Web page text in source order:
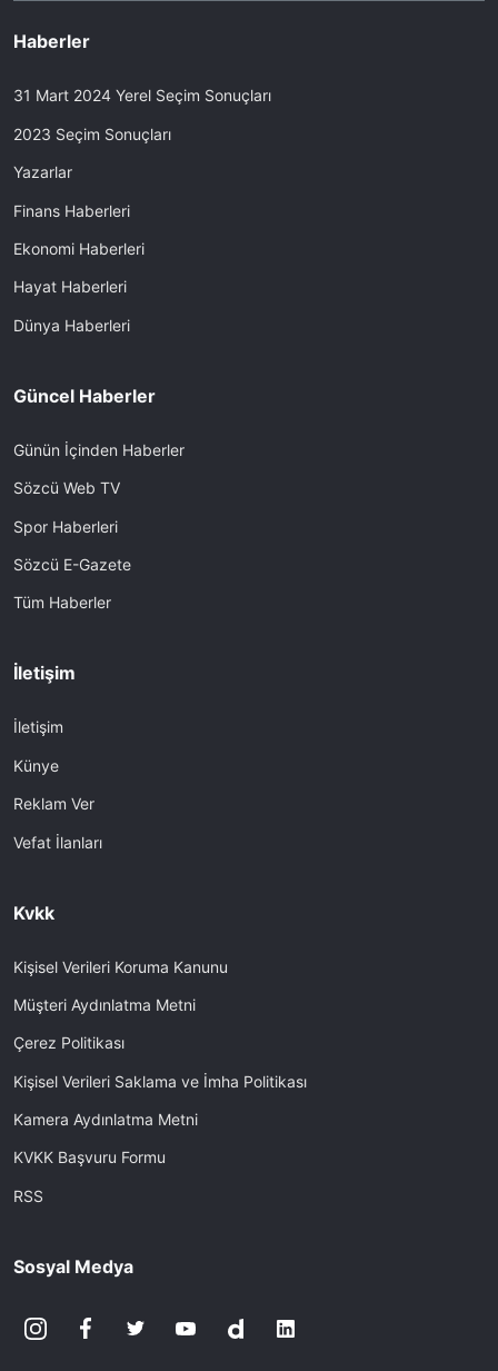
Haberler
31 Mart 2024 Yerel Seçim Sonuçları
2023 Seçim Sonuçları
Yazarlar
Finans Haberleri
Ekonomi Haberleri
Hayat Haberleri
Dünya Haberleri
Güncel Haberler
Günün İçinden Haberler
Sözcü Web TV
Spor Haberleri
Sözcü E-Gazete
Tüm Haberler
İletişim
İletişim
Künye
Reklam Ver
Vefat İlanları
Kvkk
Kişisel Verileri Koruma Kanunu
Müşteri Aydınlatma Metni
Çerez Politikası
Kişisel Verileri Saklama ve İmha Politikası
Kamera Aydınlatma Metni
KVKK Başvuru Formu
RSS
Sosyal Medya